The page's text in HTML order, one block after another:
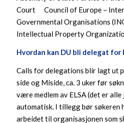
Court Council of Europe –
Governmental Organisations
Intellectual Property
Hvordan kan DU bli delegat for
Calls for delegations blir lagt ut
side og Miside, ca. 3 uker før
være medlem av ELSA (det er
automatisk. I tillegg bør søkeren
arbeidet til organisasjonen som